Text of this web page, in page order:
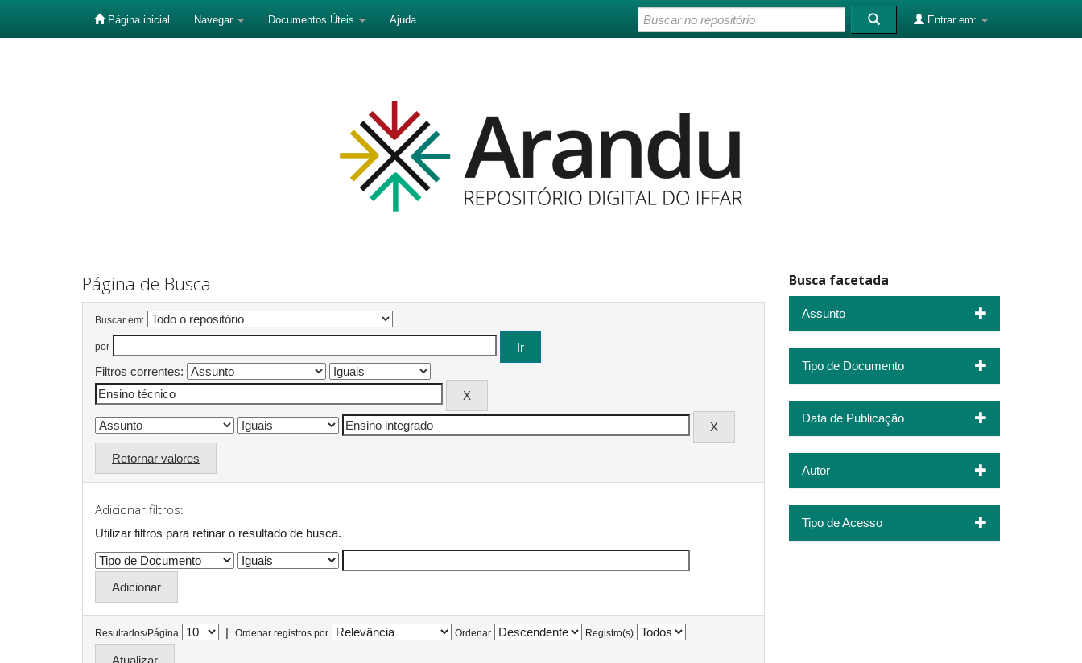
Página inicial Navegar Documentos Úteis Ajuda Entrar em:
Página de Busca
Buscar em:
por
Filtros correntes:
Retornar valores
Adicionar filtros:
Utilizar filtros para refinar o resultado de busca.
Resultados/Página | Ordenar registros por Ordenar Registro(s)
Busca facetada
Assunto
Tipo de Documento
Data de Publicação
Autor
Tipo de Acesso